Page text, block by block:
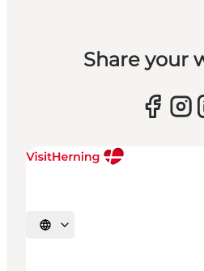
Share your
Vælg sprog